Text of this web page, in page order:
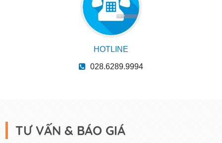
HOTLINE
028.6289.9994
TƯ VẤN & BÁO GIÁ